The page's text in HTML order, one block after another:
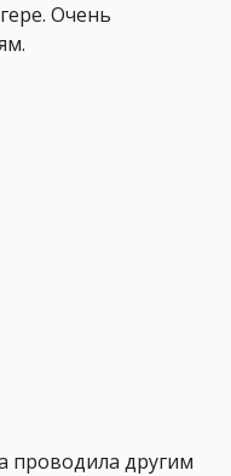
Очень
проводила другим